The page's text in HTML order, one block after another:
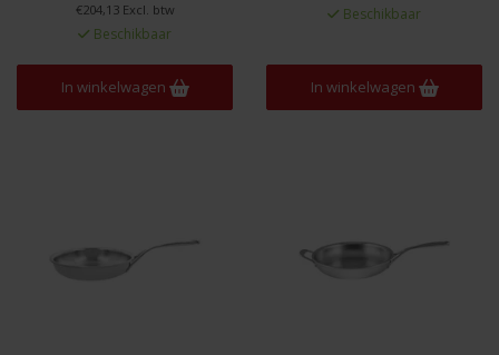
€204,13 Excl. btw
Beschikbaar
In winkelwagen
Beschikbaar
In winkelwagen